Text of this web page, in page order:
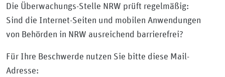
Die Überwachungs-Stelle NRW prüft regelmäßig:
Sind die Internet-Seiten und mobilen Anwendungen
von Behörden in NRW ausreichend barrierefrei?
Für Ihre Beschwerde nutzen Sie bitte diese Mail-
Adresse: